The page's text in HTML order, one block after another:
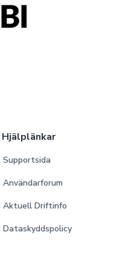
Hjälplänkar
Supportsida
Användarforum
Aktuell Driftinfo
Dataskyddspolicy